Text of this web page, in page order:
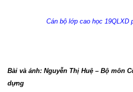
Cán bộ lớp cao học 19QLXD
Bài và ảnh: Nguyễn Thị Huệ – Bộ môn
dựng